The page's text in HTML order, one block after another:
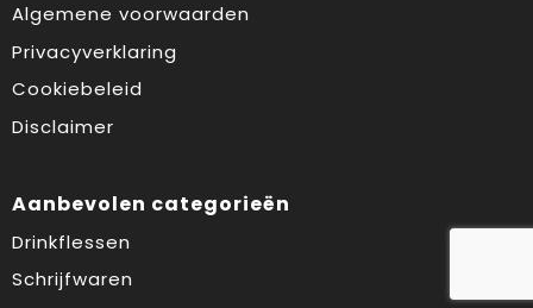
Algemene voorwaarden
Privacyverklaring
Cookiebeleid
Disclaimer
Aanbevolen categorieën
Drinkflessen
Schrijfwaren